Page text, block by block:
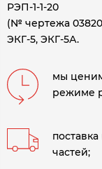
РЭП-1-1-20
(№ чертежа
ЭКГ-5, ЭКГ-5А.
мы
режиме
частей;